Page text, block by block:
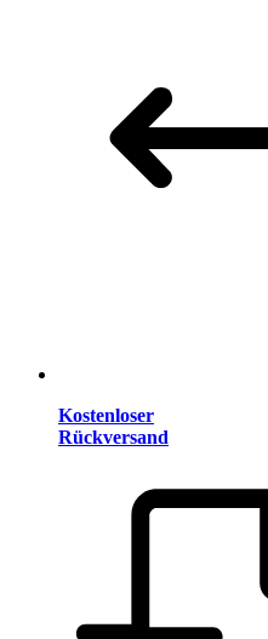
Kostenloser
Rückversand